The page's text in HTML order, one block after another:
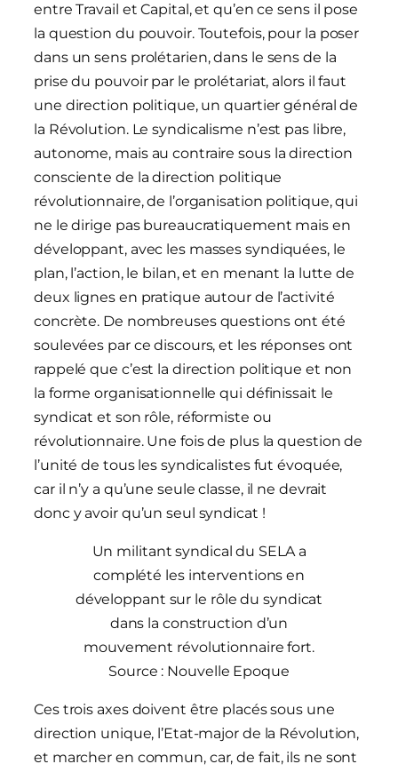
entre Travail et Capital, et qu’en ce sens il pose
la question du pouvoir. Toutefois, pour la poser
dans un sens prolétarien, dans le sens de la
prise du pouvoir par le prolétariat, alors il faut
une direction politique, un quartier général de
la Révolution. Le syndicalisme n’est pas libre,
autonome, mais au contraire sous la direction
consciente de la direction politique
révolutionnaire, de l’organisation politique, qui
ne le dirige pas bureaucratiquement mais en
développant, avec les masses syndiquées, le
plan, l’action, le bilan, et en menant la lutte de
deux lignes en pratique autour de l’activité
concrète. De nombreuses questions ont été
soulevées par ce discours, et les réponses ont
rappelé que c’est la direction politique et non
la forme organisationnelle qui définissait le
syndicat et son rôle, réformiste ou
révolutionnaire. Une fois de plus la question de
l’unité de tous les syndicalistes fut évoquée,
car il n’y a qu’une seule classe, il ne devrait
donc y avoir qu’un seul syndicat !
Un militant syndical du SELA a
complété les interventions en
développant sur le rôle du syndicat
dans la construction d’un
mouvement révolutionnaire fort.
Source : Nouvelle Epoque
Ces trois axes doivent être placés sous une
direction unique, l’Etat-major de la Révolution,
et marcher en commun, car, de fait, ils ne sont